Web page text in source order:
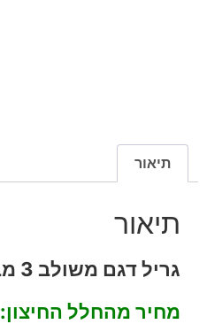
תיאור
תיאור
גריל דגם משולב 3 מבערים + פלנצ׳ה
מחיר מהחלל החיצון: